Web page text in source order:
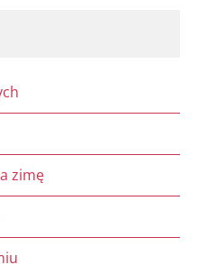
zimę